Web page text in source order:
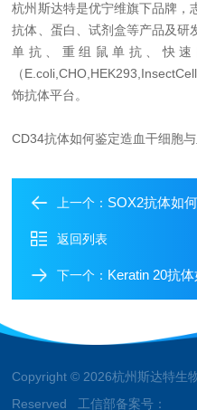
杭州斯达特是优宁维旗下品牌，
抗体、蛋白、试剂盒等产品及研
单抗、重组鼠单抗、快
（
饰抗体平台。
CD34抗体如何鉴定造血干细胞
上一个： SOX2抗体如何
返回列表
下一个： Keratin 20抗
Copyright © 2026杭州斯达特生
Reserved 工信部备案号：